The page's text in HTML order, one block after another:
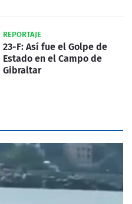
REPORTAJE
23-F: Así fue el Golpe de
Estado en el Campo de
Gibraltar